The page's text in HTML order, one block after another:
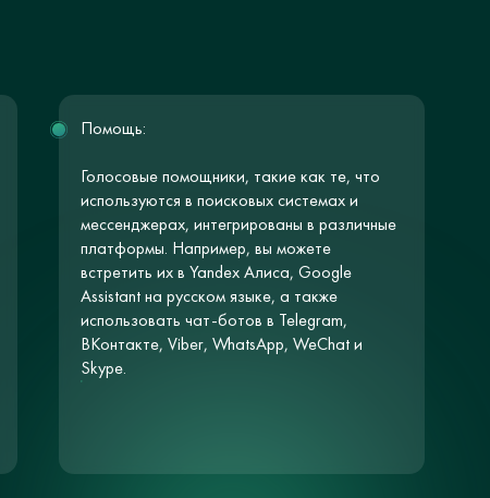
Помощь:
Голосовые помощники, такие как те, что
используются в поисковых системах и
мессенджерах, интегрированы в различные
платформы. Например, вы можете
встретить их в Yandex Алиса, Google
Assistant на русском языке, а также
использовать чат-ботов в Telegram,
ВКонтакте, Viber, WhatsApp, WeChat и
Skype.